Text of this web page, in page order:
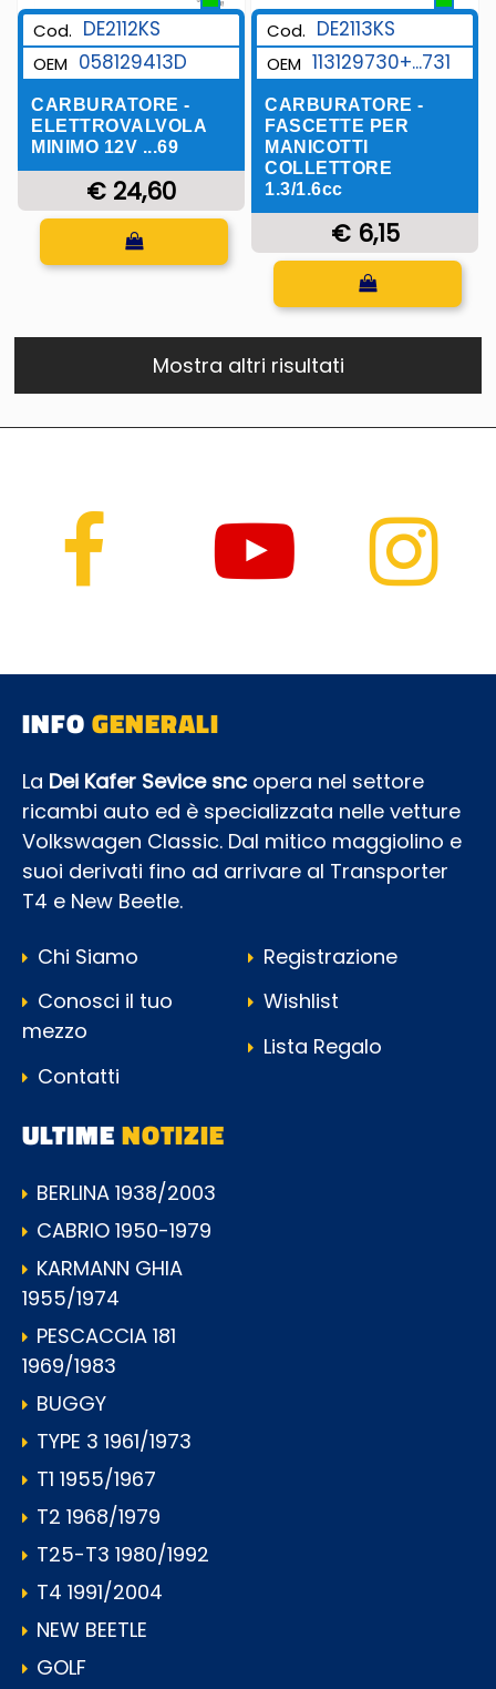
Cod. DE2112KS
OEM 058129413D
CARBURATORE -
ELETTROVALVOLA
MINIMO 12V ...69
€ 24,60
Quantità
Cod. DE2113KS
OEM 113129730+...731
CARBURATORE -
FASCETTE PER
MANICOTTI
COLLETTORE
1.3/1.6cc
€ 6,15
Quantità
Mostra altri risultati
INFOGENERALI
La Dei Kafer Sevice snc opera nel settore
ricambi auto ed è specializzata nelle vetture
Volkswagen Classic. Dal mitico maggiolino e
suoi derivati fino ad arrivare al Transporter
T4 e New Beetle.
Chi Siamo
Conosci il tuo
mezzo
Contatti
Registrazione
Wishlist
Lista Regalo
ULTIMENOTIZIE
BERLINA 1938/2003
CABRIO 1950-1979
KARMANN GHIA
1955/1974
PESCACCIA 181
1969/1983
BUGGY
TYPE 3 1961/1973
T1 1955/1967
T2 1968/1979
T25-T3 1980/1992
T4 1991/2004
NEW BEETLE
GOLF